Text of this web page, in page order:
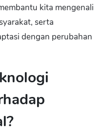
kita mengenali
serta
dengan perubahan